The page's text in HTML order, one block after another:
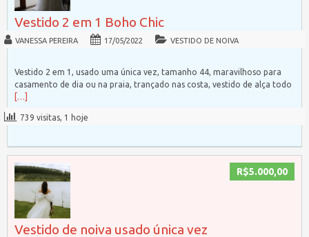
Vestido 2 em 1 Boho Chic
VANESSA PEREIRA 17/05/2022 VESTIDO DE NOIVA
Vestido 2 em 1, usado uma única vez, tamanho 44, maravilhoso para
casamento de dia ou na praia, trançado nas costa, vestido de alça todo
[…]
739 visitas, 1 hoje
R$5.000,00
Vestido de noiva usado única vez